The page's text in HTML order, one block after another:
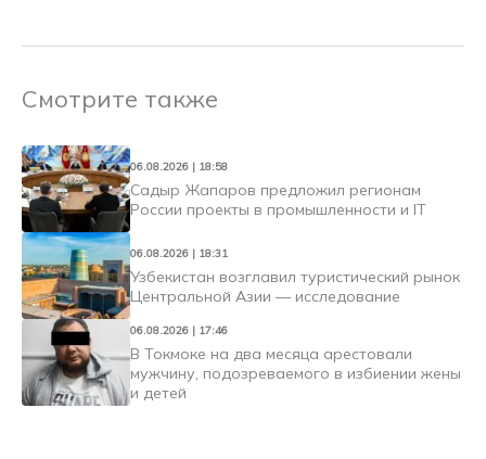
Смотрите также
06.08.2026 | 18:58
Садыр Жапаров предложил регионам
России проекты в промышленности и IT
06.08.2026 | 18:31
Узбекистан возглавил туристический рынок
Центральной Азии — исследование
06.08.2026 | 17:46
В Токмоке на два месяца арестовали
мужчину, подозреваемого в избиении жены
и детей